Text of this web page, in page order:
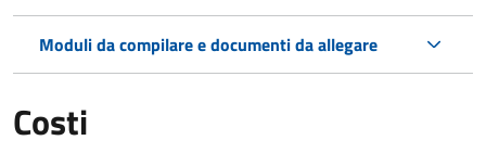
Moduli da compilare e documenti da allegare
Costi